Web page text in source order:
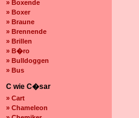
» Boxende
» Boxer
» Braune
» Brennende
» Brillen
» B�ro
» Bulldoggen
» Bus
C wie C�sar
» Cart
» Chameleon